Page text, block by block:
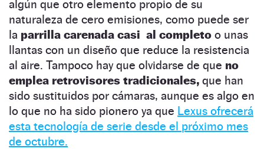
algún que otro elemento propio de su
naturaleza de cero emisiones, como puede ser
la parrilla carenada casi al completo o unas
llantas con un diseño que reduce la resistencia
al aire. Tampoco hay que olvidarse de que no
emplea retrovisores tradicionales, que han
sido sustituidos por cámaras, aunque es algo en
lo que no ha sido pionero ya que Lexus ofrecerá
esta tecnología de serie desde el próximo mes
de octubre.